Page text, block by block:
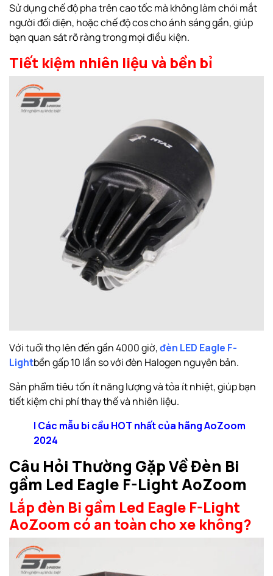
Sử dụng chế độ pha trên cao tốc mà không làm chói mắt
người đối diện, hoặc chế độ cos cho ánh sáng gần, giúp
bạn quan sát rõ ràng trong mọi điều kiện.
Tiết kiệm nhiên liệu và bền bỉ
Với tuổi thọ lên đến gần 4000 giờ,đèn LED Eagle F-
Lightbền gấp 10 lần so với đèn Halogen nguyên bản.
Sản phẩm tiêu tốn ít năng lượng và tỏa ít nhiệt, giúp bạn
tiết kiệm chi phí thay thế và nhiên liệu.
| Các mẫu bi cầu HOT nhất của hãng AoZoom
2024
Câu Hỏi Thường Gặp Về Đèn Bi
gầm Led Eagle F-Light AoZoom
Lắp đèn Bi gầm Led Eagle F-Light
AoZoom có an toàn cho xe không?